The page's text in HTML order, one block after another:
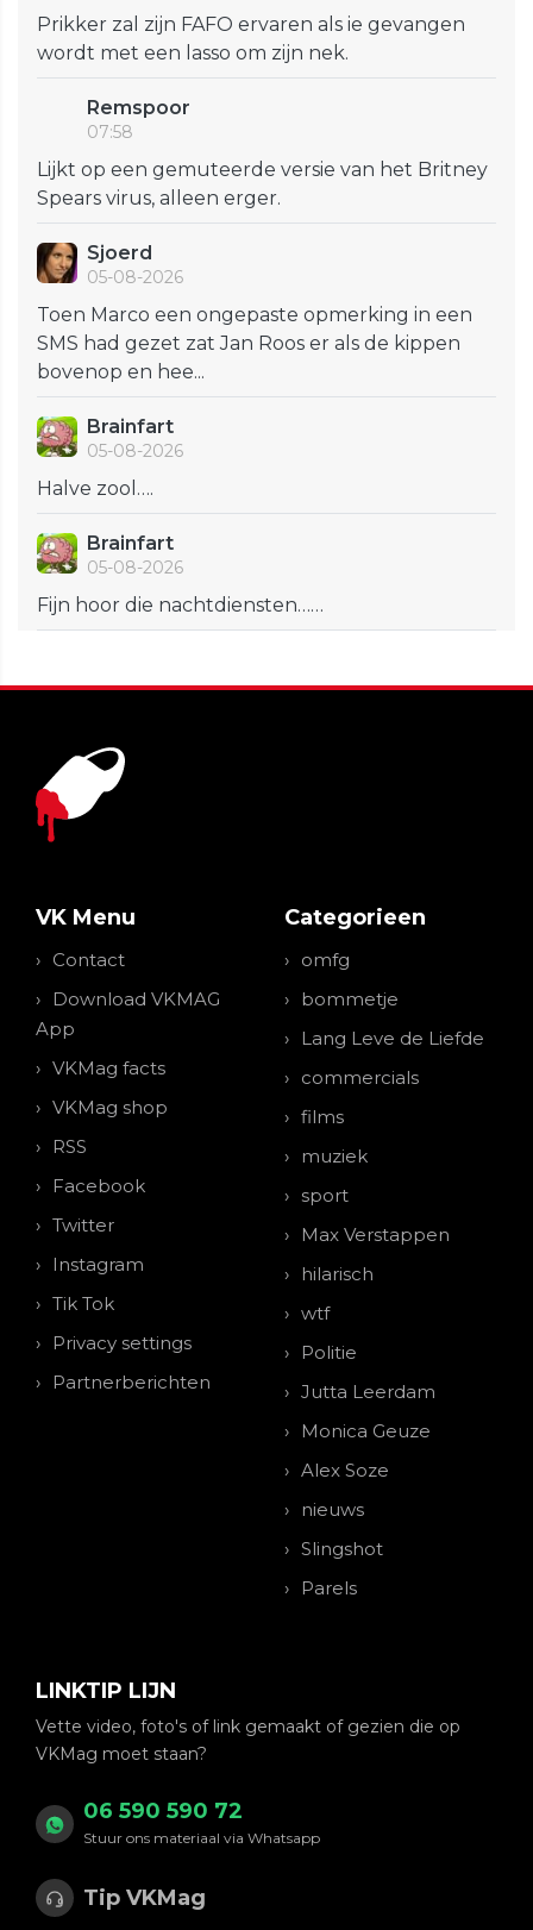
Prikker zal zijn FAFO ervaren als ie gevangen
wordt met een lasso om zijn nek.
Remspoor
07:58
Lijkt op een gemuteerde versie van het Britney
Spears virus, alleen erger.
Sjoerd
05-08-2026
Toen Marco een ongepaste opmerking in een
SMS had gezet zat Jan Roos er als de kippen
bovenop en hee...
Brainfart
05-08-2026
Halve zool….
Brainfart
05-08-2026
Fijn hoor die nachtdiensten……
VK Menu
Contact
Download VKMAG
App
VKMag facts
VKMag shop
RSS
Facebook
Twitter
Instagram
Tik Tok
Privacy settings
Partnerberichten
Categorieen
omfg
bommetje
Lang Leve de Liefde
commercials
films
muziek
sport
Max Verstappen
hilarisch
wtf
Politie
Jutta Leerdam
Monica Geuze
Alex Soze
nieuws
Slingshot
Parels
LINKTIP LIJN
Vette video, foto's of link gemaakt of gezien die op
VKMag moet staan?
06 590 590 72
Stuur ons materiaal via Whatsapp
Tip VKMag